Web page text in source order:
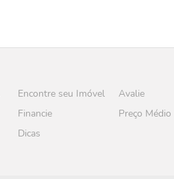
Encontre seu Imóvel
Avalie
Financie
Preço Médio
Dicas